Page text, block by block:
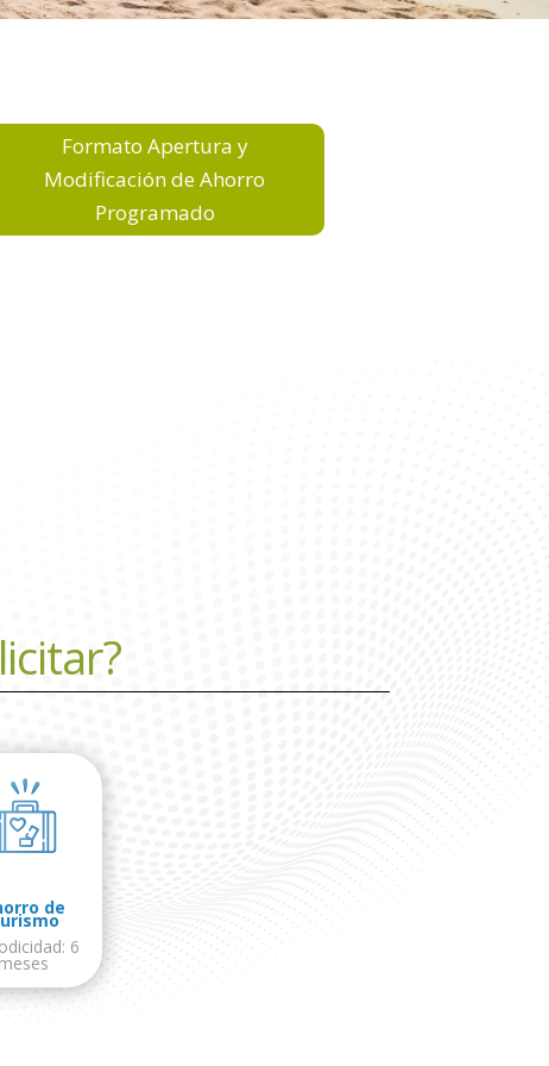
Formato Apertura y
Modificación de Ahorro
Programado
de
6
meses